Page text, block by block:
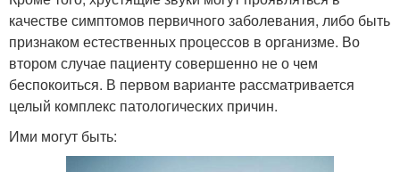
качестве симптомов первичного заболевания, либо быть
признаком естественных процессов в организме. Во
втором случае пациенту совершенно не о чем
беспокоиться. В первом варианте рассматривается
целый комплекс патологических причин.
Ими могут быть: